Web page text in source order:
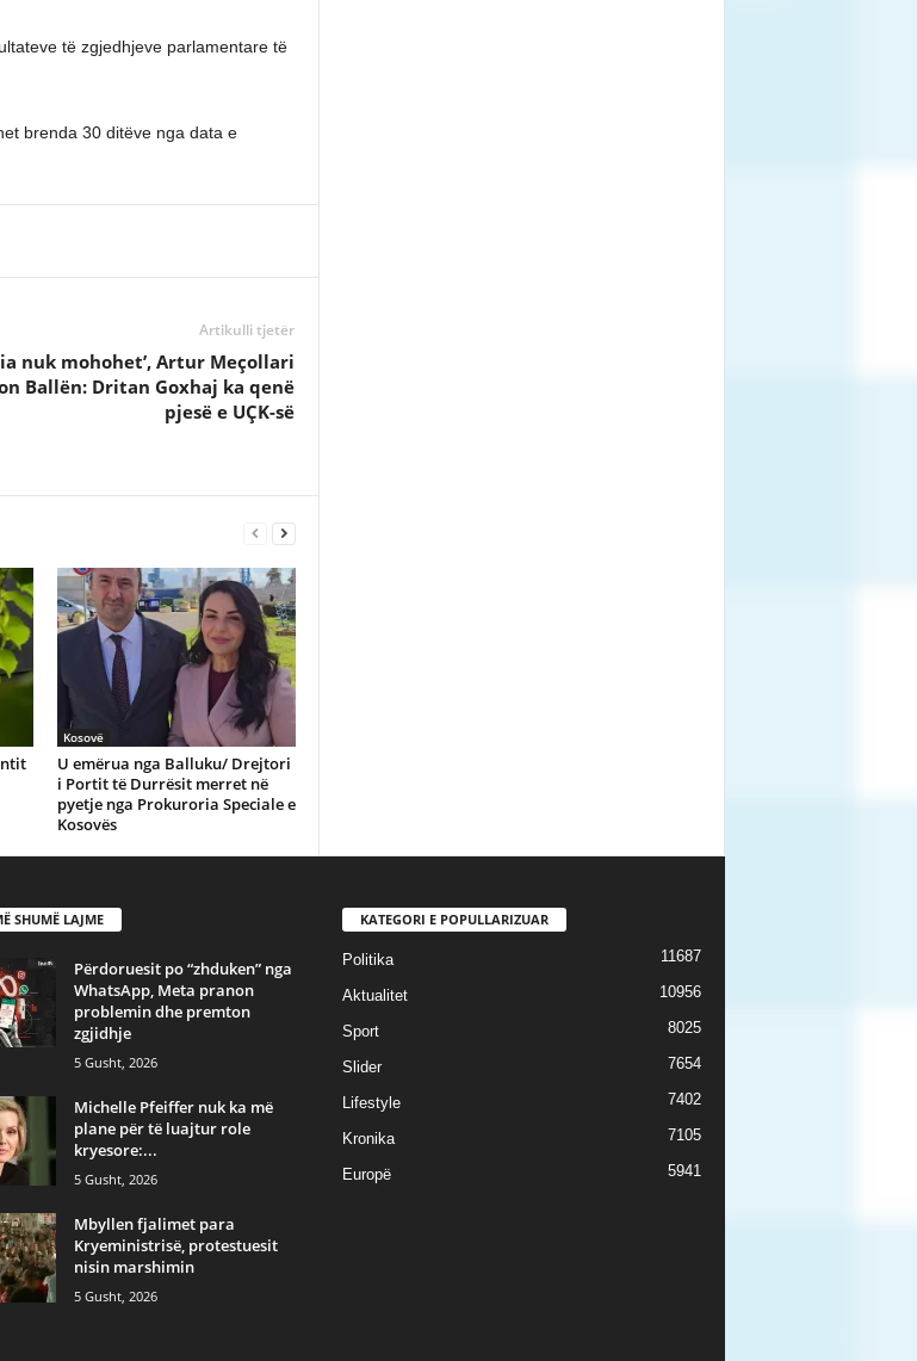
të zgjedhjeve parlamentare të
brenda 30 ditëve nga data e
Artikulli tjetër
nuk mohohet’, Artur Meçollari
Ballën: Dritan Goxhaj ka qenë
pjesë e UÇK-së
Kosovë
U emërua nga Balluku/ Drejtori
i Portit të Durrësit merret në
pyetje nga Prokuroria Speciale e
Kosovës
SHUMË LAJME
Përdoruesit po “zhduken” nga
WhatsApp, Meta pranon
problemin dhe premton
zgjidhje
5 Gusht, 2026
Michelle Pfeiffer nuk ka më
plane për të luajtur role
kryesore:...
5 Gusht, 2026
Mbyllen fjalimet para
Kryeministrisë, protestuesit
nisin marshimin
5 Gusht, 2026
KATEGORI E POPULLARIZUAR
Politika 11687
Aktualitet 10956
Sport 8025
Slider 7654
Lifestyle 7402
Kronika 7105
Europë 5941